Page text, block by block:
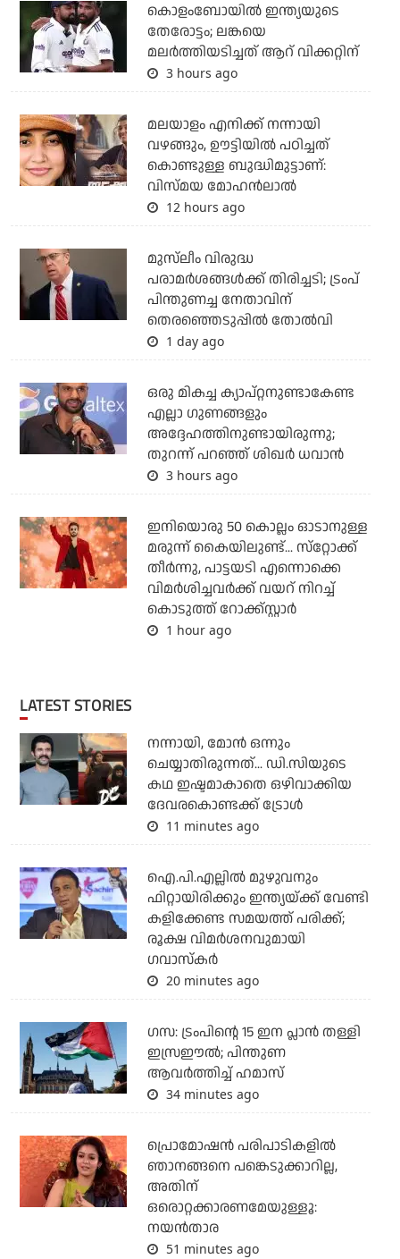
കൊളംബോയില്‍ ഇന്ത്യയുടെ
തേരോട്ടം; ലങ്കയെ
മലര്‍ത്തിയടിച്ചത് ആറ് വിക്കറ്റിന്
3 hours ago
മലയാളം എനിക്ക് നന്നായി
വഴങ്ങും, ഊട്ടിയില്‍ പഠിച്ചത്
കൊണ്ടുള്ള ബുദ്ധിമുട്ടാണ്:
വിസ്മയ മോഹന്‍ലാല്‍
12 hours ago
മുസ്‌ലീം വിരുദ്ധ
പരാമര്‍ശങ്ങള്‍ക്ക് തിരിച്ചടി; ട്രംപ്
പിന്തുണച്ച നേതാവിന്
തെരഞ്ഞെടുപ്പില്‍ തോല്‍വി
1 day ago
ഒരു മികച്ച ക്യാപ്റ്റനുണ്ടാകേണ്ട
എല്ലാ ഗുണങ്ങളും
അദ്ദേഹത്തിനുണ്ടായിരുന്നു;
തുറന്ന് പറഞ്ഞ് ശിഖര്‍ ധവാന്‍
3 hours ago
ഇനിയൊരു 50 കൊല്ലം ഓടാനുള്ള
മരുന്ന് കൈയിലുണ്ട്... സ്‌റ്റോക്ക്
തീര്‍ന്നു, പാട്ടയടി എന്നൊക്കെ
വിമര്‍ശിച്ചവര്‍ക്ക് വയറ് നിറച്ച്
കൊടുത്ത് റോക്ക്‌സ്റ്റാര്‍
1 hour ago
LATEST STORIES
നന്നായി, മോന്‍ ഒന്നും
ചെയ്യാതിരുന്നത്... ഡി.സിയുടെ
കഥ ഇഷ്ടമാകാതെ ഒഴിവാക്കിയ
ദേവരകൊണ്ടക്ക് ട്രോള്‍
11 minutes ago
ഐ.പി.എല്ലില്‍ മുഴുവനും
ഫിറ്റായിരിക്കും ഇന്ത്യയ്ക്ക് വേണ്ടി
കളിക്കേണ്ട സമയത്ത് പരിക്ക്;
രൂക്ഷ വിമര്‍ശനവുമായി
ഗവാസ്‌കര്‍
20 minutes ago
ഗസ: ട്രംപിന്റെ 15 ഇന പ്ലാന്‍ തള്ളി
ഇസ്രഈല്‍; പിന്തുണ
ആവര്‍ത്തിച്ച് ഹമാസ്
34 minutes ago
പ്രൊമോഷന്‍ പരിപാടികളില്‍
ഞാനങ്ങനെ പങ്കെടുക്കാറില്ല,
അതിന്
ഒരൊറ്റക്കാരണമേയുള്ളൂ:
നയന്‍താര
51 minutes ago